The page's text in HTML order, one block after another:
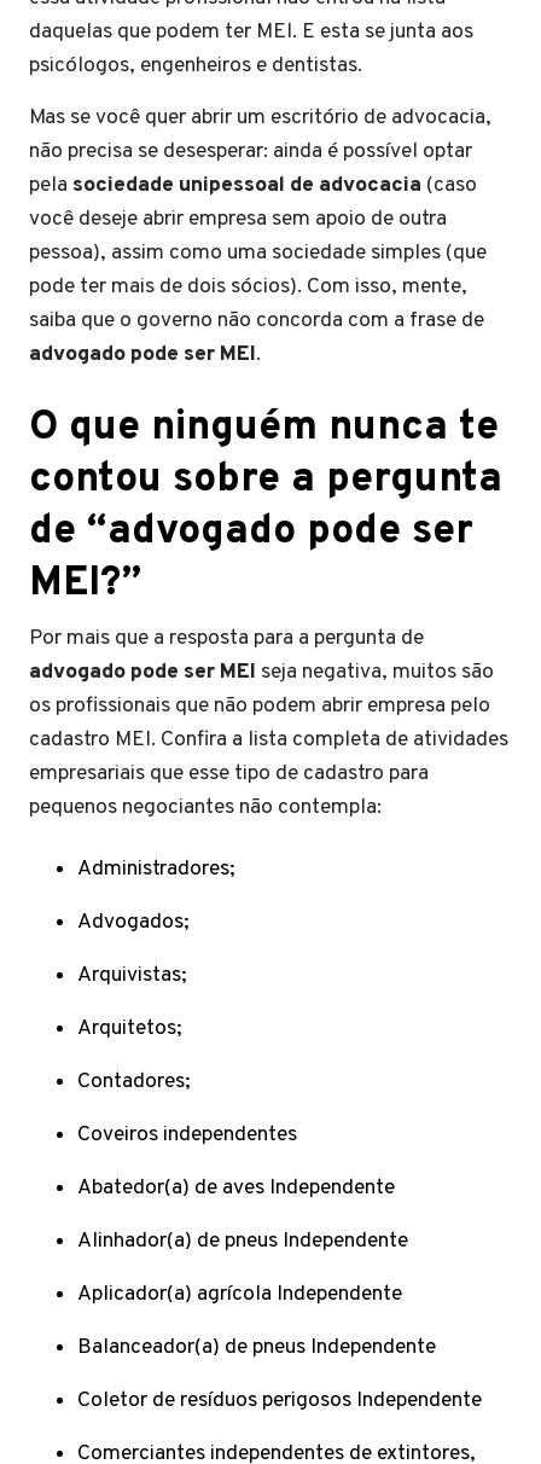
daquelas que podem ter MEI. E esta se junta aos
psicólogos, engenheiros e dentistas.
Mas se você quer abrir um escritório de advocacia,
não precisa se desesperar: ainda é possível optar
pela sociedade unipessoal de advocacia (caso
você deseje abrir empresa sem apoio de outra
pessoa), assim como uma sociedade simples (que
pode ter mais de dois sócios). Com isso, mente,
saiba que o governo não concorda com a frase de
advogado pode ser MEI.
O que ninguém nunca te
contou sobre a pergunta
de “advogado pode ser
MEI?”
Por mais que a resposta para a pergunta de
advogado pode ser MEI seja negativa, muitos são
os profissionais que não podem abrir empresa pelo
cadastro MEI. Confira a lista completa de atividades
empresariais que esse tipo de cadastro para
pequenos negociantes não contempla:
Administradores;
Advogados;
Arquivistas;
Arquitetos;
Contadores;
Coveiros independentes
Abatedor(a) de aves Independente
Alinhador(a) de pneus Independente
Aplicador(a) agrícola Independente
Balanceador(a) de pneus Independente
Coletor de resíduos perigosos Independente
Comerciantes independentes de extintores,